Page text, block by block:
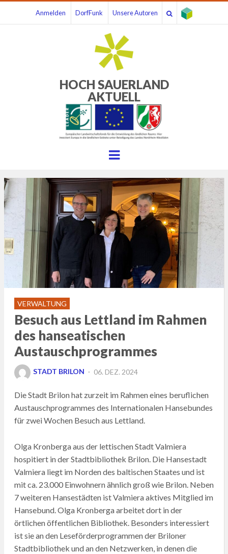
Anmelden DorfFunk Unsere Autoren
HOCH SAUERLAND
AKTUELL
Menu
VERWALTUNG
Besuch aus Lettland im Rahmen
des hanseatischen
Austauschprogrammes
STADT BRILON
POSTED
06. DEZ. 2024
Die Stadt Brilon hat zurzeit im Rahmen eines beruflichen
Austauschprogrammes des Internationalen Hansebundes
für zwei Wochen Besuch aus Lettland.
Olga Kronberga aus der lettischen Stadt Valmiera
hospitiert in der Stadtbibliothek Brilon. Die Hansestadt
Valmiera liegt im Norden des baltischen Staates und ist
mit ca. 23.000 Einwohnern ähnlich groß wie Brilon. Neben
7 weiteren Hansestädten ist Valmiera aktives Mitglied im
Hansebund. Olga Kronberga arbeitet dort in der
örtlichen öffentlichen Bibliothek. Besonders interessiert
ist sie an den Leseförderprogrammen der Briloner
Stadtbibliothek und an den Netzwerken, in denen die